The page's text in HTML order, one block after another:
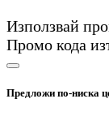
Използвай
Промо кода
Предложи по-ниска